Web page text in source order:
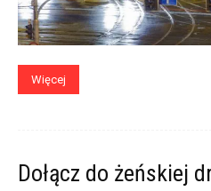
Więcej
Dołącz do żeńskiej